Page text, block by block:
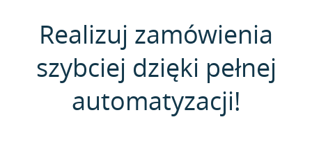
Realizuj zamówienia
szybciej dzięki pełnej
automatyzacji!